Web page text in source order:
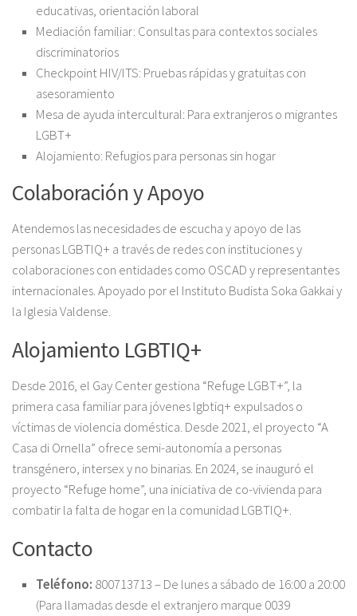
educativas, orientación laboral
Mediación familiar: Consultas para contextos sociales
discriminatorios
Checkpoint HIV/ITS: Pruebas rápidas y gratuitas con
asesoramiento
Mesa de ayuda intercultural: Para extranjeros o migrantes
LGBT+
Alojamiento: Refugios para personas sin hogar
Colaboración y Apoyo
Atendemos las necesidades de escucha y apoyo de las
personas LGBTIQ+ a través de redes con instituciones y
colaboraciones con entidades como OSCAD y representantes
internacionales. Apoyado por el Instituto Budista Soka Gakkai y
la Iglesia Valdense.
Alojamiento LGBTIQ+
Desde 2016, el Gay Center gestiona “Refuge LGBT+”, la
primera casa familiar para jóvenes lgbtiq+ expulsados o
víctimas de violencia doméstica. Desde 2021, el proyecto “A
Casa di Ornella” ofrece semi-autonomía a personas
transgénero, intersex y no binarias. En 2024, se inauguró el
proyecto “Refuge home”, una iniciativa de co-vivienda para
combatir la falta de hogar en la comunidad LGBTIQ+.
Contacto
Teléfono: 800713713 – De lunes a sábado de 16:00 a 20:00
(Para llamadas desde el extranjero marque 0039